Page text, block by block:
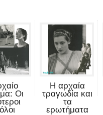
Οι
Η αρχαία
τραγωδία και
τα
ερωτήματα